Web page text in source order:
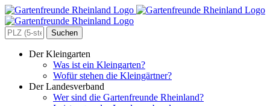
Zum
Inhalt
springen
Search
for:
Der Kleingarten
Was ist ein Kleingarten?
Wofür stehen die Kleingärtner?
Der Landesverband
Wer sind die Gartenfreunde Rheinland?